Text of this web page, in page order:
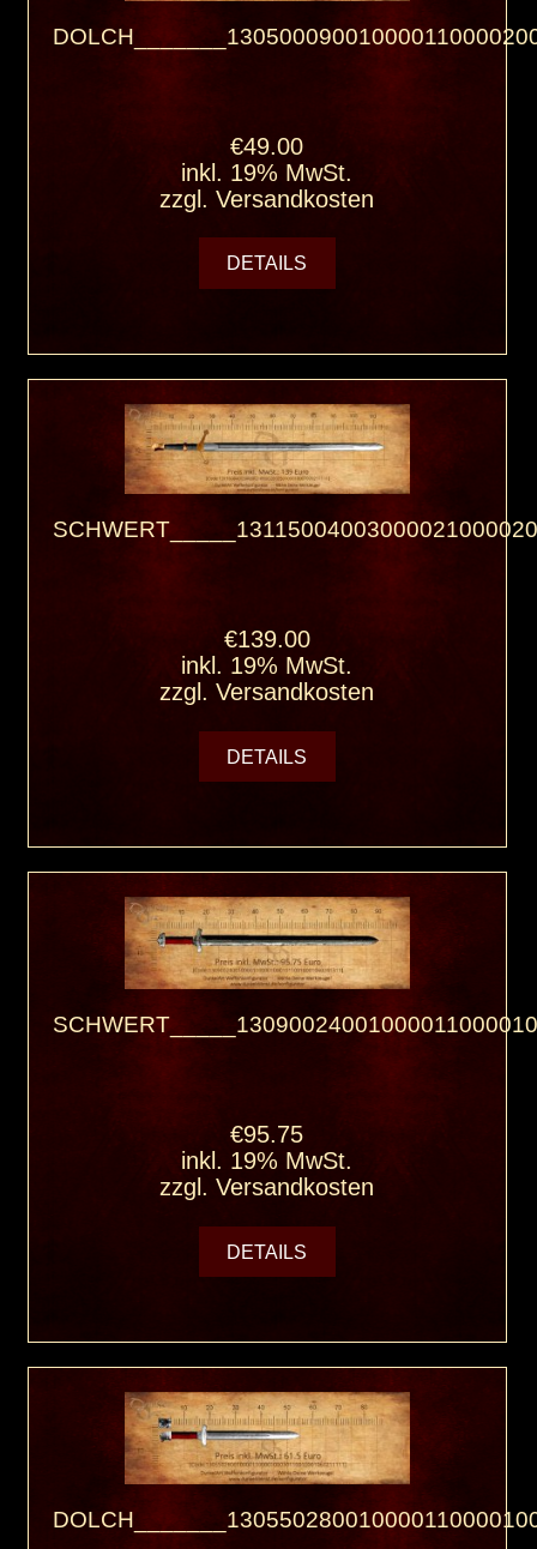
€49.00
inkl. 19% MwSt.
zzgl.Versandkosten
DETAILS
€139.00
inkl. 19% MwSt.
zzgl.Versandkosten
DETAILS
€95.75
inkl. 19% MwSt.
zzgl.Versandkosten
DETAILS